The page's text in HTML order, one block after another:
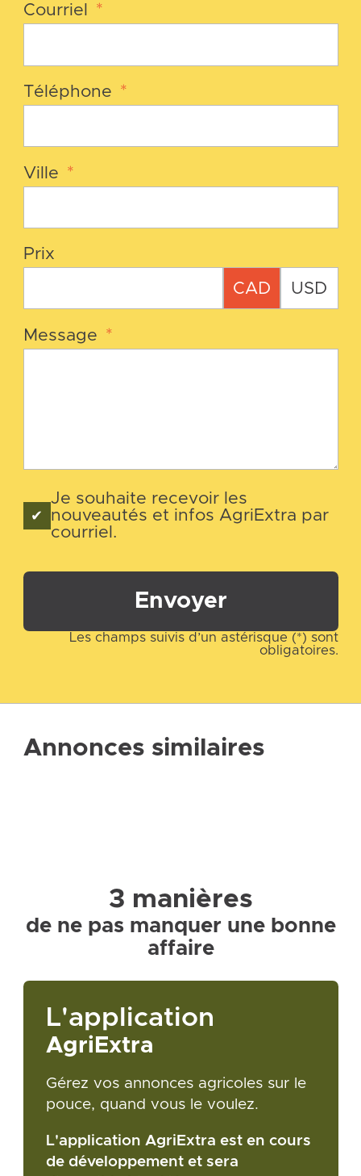
Courriel *
Téléphone *
Ville *
Prix
CAD USD
Message *
Je souhaite recevoir les
nouveautés et infos AgriExtra par
courriel.
Envoyer
Les champs suivis d’un astérisque (*) sont
obligatoires.
Annonces similaires
3 manières
de ne pas manquer une bonne
affaire
L'application
AgriExtra
Gérez vos annonces agricoles sur le
pouce, quand vous le voulez.
L'application AgriExtra est en cours
de développement et sera